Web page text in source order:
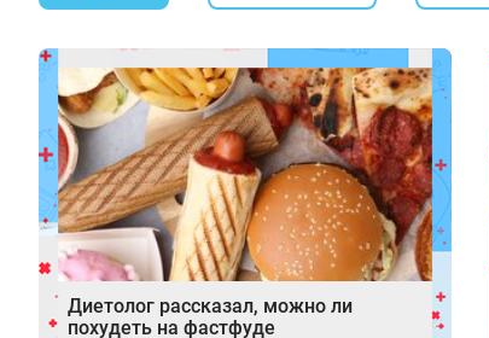
Диетолог рассказал, можно ли
похудеть на фастфуде